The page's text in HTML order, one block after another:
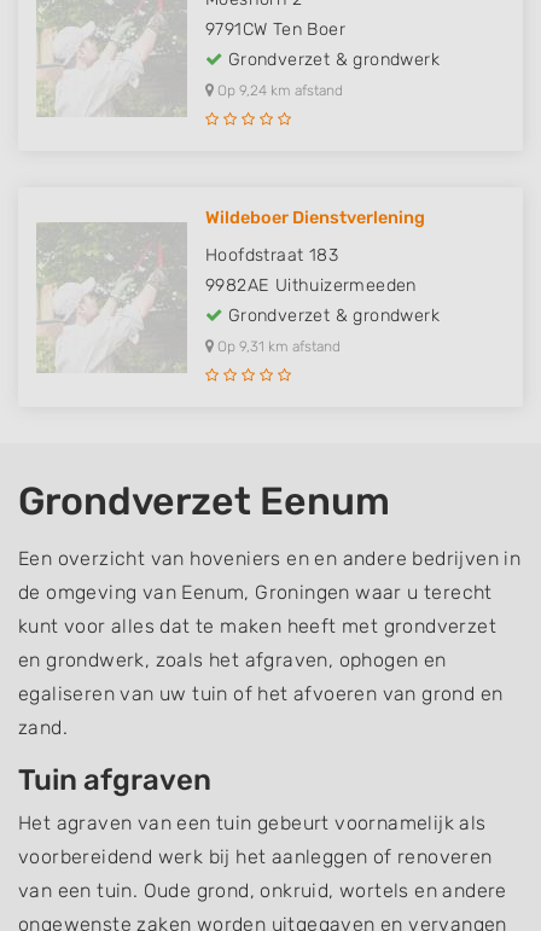
9791CW Ten Boer
Grondverzet & grondwerk
Op 9,24 km afstand
Wildeboer Dienstverlening
Hoofdstraat 183
9982AE Uithuizermeeden
Grondverzet & grondwerk
Op 9,31 km afstand
Grondverzet Eenum
Een overzicht van hoveniers en en andere bedrijven in
de omgeving van Eenum, Groningen waar u terecht
kunt voor alles dat te maken heeft met grondverzet
en grondwerk, zoals het afgraven, ophogen en
egaliseren van uw tuin of het afvoeren van grond en
zand.
Tuin afgraven
Het agraven van een tuin gebeurt voornamelijk als
voorbereidend werk bij het aanleggen of renoveren
van een tuin. Oude grond, onkruid, wortels en andere
ongewenste zaken worden uitgegaven en vervangen